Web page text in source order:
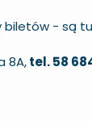
biletów - są
8A,tel. 58